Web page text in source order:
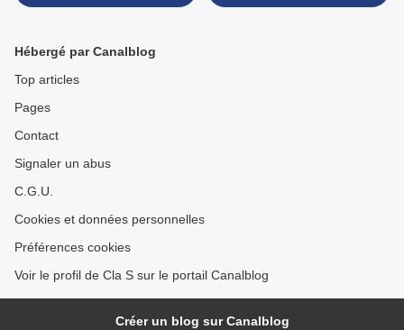
insoumise -Catherine
Hébergé par Canalblog
Top articles
Pages
Contact
Signaler un abus
C.G.U.
Cookies et données personnelles
Préférences cookies
Voir le profil de Cla S sur le portail Canalblog
Créer un blog sur Canalblog